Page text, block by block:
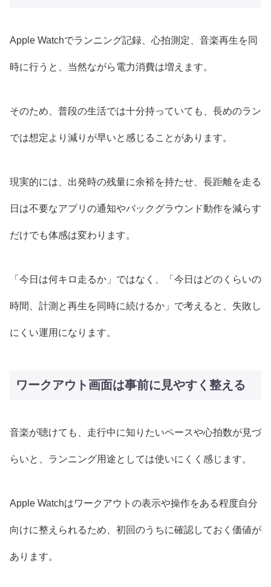
Apple Watchでランニング記録、心拍測定、音楽再生を同
時に行うと、当然ながら電力消費は増えます。
そのため、普段の生活では十分持っていても、長めのラン
では想定より減りが早いと感じることがあります。
現実的には、出発時の残量に余裕を持たせ、長距離を走る
日は不要なアプリの通知やバックグラウンド動作を減らす
だけでも体感は変わります。
「今日は何キロ走るか」ではなく、「今日はどのくらいの
時間、計測と再生を同時に続けるか」で考えると、失敗し
にくい運用になります。
ワークアウト画面は事前に見やすく整える
音楽が聴けても、走行中に知りたいペースや心拍数が見づ
らいと、ランニング用途としては使いにくく感じます。
Apple Watchはワークアウトの表示や操作をある程度自分
向けに整えられるため、初回のうちに確認しておく価値が
あります。